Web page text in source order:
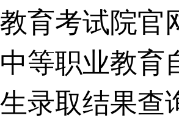
教育考试院官
中等职业教育
生录取结果查